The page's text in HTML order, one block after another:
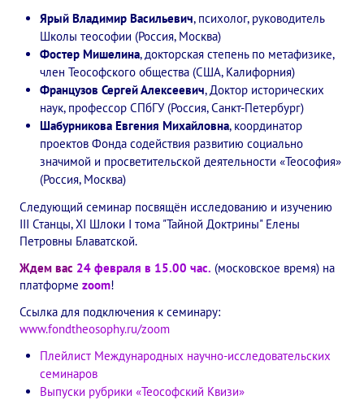
Выставка «Книжная экспедиция»
Авторское кино Олега Мартынова
Конкурс городов России на право проведения
Памятник Е.П. Блаватской
Олимпиада культуры под Знаменем Мира
МЕЖДУНАРОДНЫЙ ЦЕНТР ТЕОСОФИИ
ШКОЛА ТЕОСОФИИ
О школе Теософии
Открытая школа теософии
Фотоматериалы
Видео
Ярый Владимир Васильевич, психолог, руководитель
Школы теософии (Россия, Москва)
Фостер Мишелина, докторская степень по метафизике,
член Теософского общества (США, Калифорния)
Французов Сергей Алексеевич, Доктор исторических
наук, профессор СПбГУ (Россия, Санкт-Петербург)
Шабурникова Евгения Михайловна, координатор
проектов Фонда содействия развитию социально
значимой и просветительской деятельности «Теософия»
(Россия, Москва)
Следующий семинар посвящён исследованию и изучению
III Станцы, XI Шлоки I тома "Тайной Доктрины" Елены
Петровны Блаватской.
Ждем вас 24 февраля в 15.00 час. (московское время) на
платформе zoom!
Ссылка для подключения к семинару:
www.fondtheosophy.ru/zoom
Плейлист Международных научно-исследовательских
семинаров
Выпуски рубрики «Теософский Квизи»